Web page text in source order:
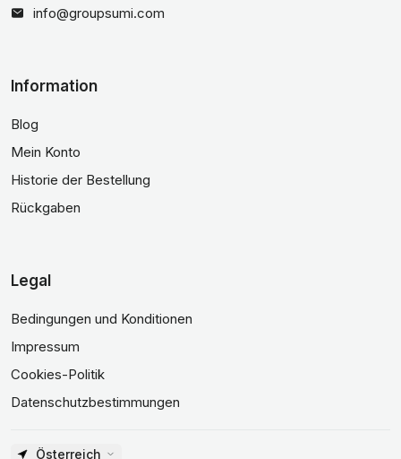
info@groupsumi.com
Information
Blog
Mein Konto
Historie der Bestellung
Rückgaben
Legal
Bedingungen und Konditionen
Impressum
Cookies-Politik
Datenschutzbestimmungen
Österreich